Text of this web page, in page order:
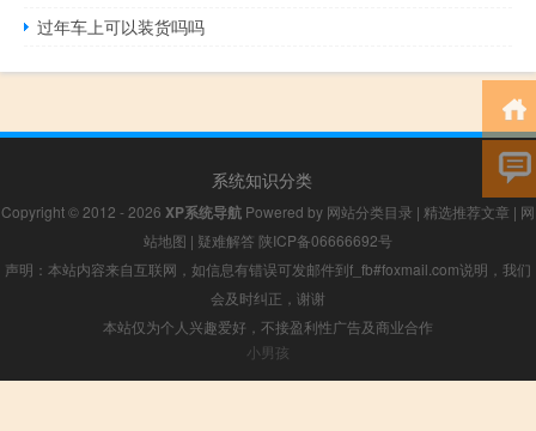
过年车上可以装货吗吗
系统知识分类
Copyright © 2012 - 2026 XP系统导航 Powered by 网站分类目录 | 精选推荐文章 | 网
站地图 | 疑难解答 陕ICP备06666692号
声明：本站内容来自互联网，如信息有错误可发邮件到f_fb#foxmail.com说明，我们
会及时纠正，谢谢
本站仅为个人兴趣爱好，不接盈利性广告及商业合作
小男孩